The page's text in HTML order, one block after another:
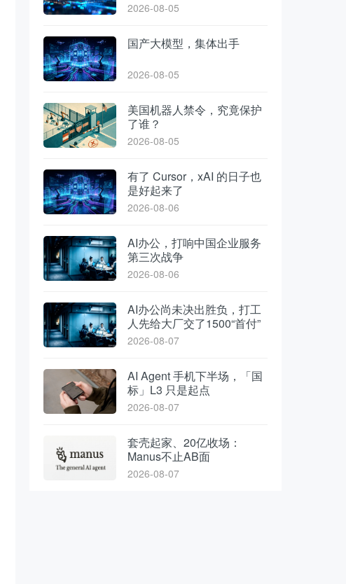
2026-08-05
国产大模型，集体出手
2026-08-05
美国机器人禁令，究竟保护
了谁？
2026-08-05
有了 Cursor，xAI 的日子也
是好起来了
2026-08-06
AI办公，打响中国企业服务
第三次战争
2026-08-06
AI办公尚未决出胜负，打工
人先给大厂交了1500“首付”
2026-08-07
AI Agent 手机下半场，「国
标」L3 只是起点
2026-08-07
套壳起家、20亿收场：
Manus不止AB面
2026-08-07